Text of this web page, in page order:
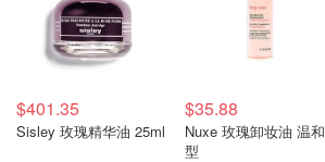
$401.35
Sisley 玫瑰精华油 25ml
$35.88
Nuxe 玫瑰卸妆油 温和
型